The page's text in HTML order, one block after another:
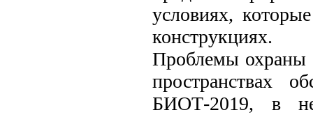
условиях,
конструкциях.
Проблемы охраны
пространствах
БИОТ-2019, в